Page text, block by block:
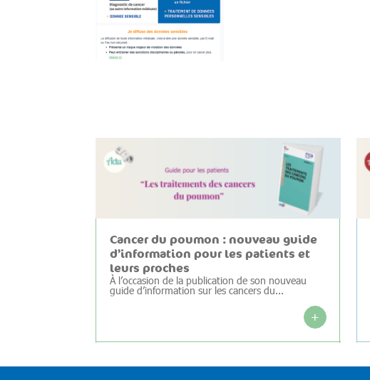
Cancer du poumon : nouveau guide
d’information pour les patients et
leurs proches
À l’occasion de la publication de son nouveau
guide d’information sur les cancers du...
+